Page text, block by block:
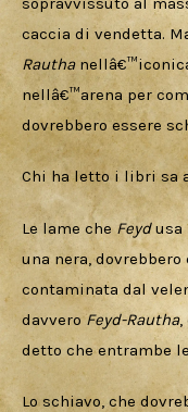
caccia di vendetta.
Rautha
nellâ€™arena per
dovrebbero essere
Chi ha letto i libri sa
Le lame che Feyd usa
una nera,
contaminata dal
davvero Feyd-Rautha,
detto che entrambe
Lo schiavo, che